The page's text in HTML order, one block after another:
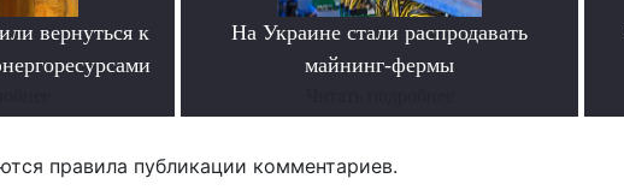
вернуться к
На Украине стали распродавать
майнинг-фермы
правила публикации комментариев.